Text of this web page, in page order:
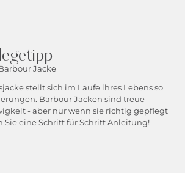
Jacke
stellt sich im Laufe ihres Lebens so
Barbour Jacken sind treue
- aber nur wenn sie richtig gepflegt
Sie eine Schritt für Schritt Anleitung!